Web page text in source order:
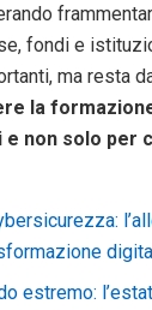
fondi e
ma resta
la
non solo per
estremo: